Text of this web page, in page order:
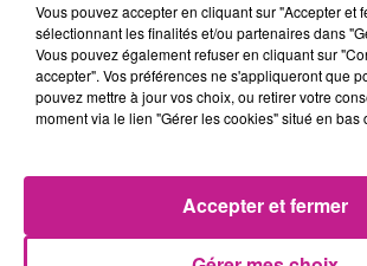
Synopsis :Buzz, Woody, Jessie et le reste
verront leur travail remis en question
que ce qui obsède les enfants
l'électronique !
Cet élément est masqué compte-
dépôt de cookies que vous avez
Vous pouvez accepter en cliquant sur "Accepter et
sélectionnant les finalités et/ou partenaires dans
Vous pouvez également refuser en cliquant sur
accepter". Vos préférences ne s'appliqueront que
pouvez mettre à jour vos choix, ou retirer votre
moment via le lien "Gérer les cookies" situé en bas
Accepter et fermer